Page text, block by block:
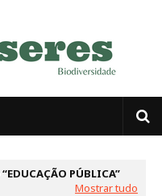
EDUCAÇÃO PÚBLICA
Mostrar tudo